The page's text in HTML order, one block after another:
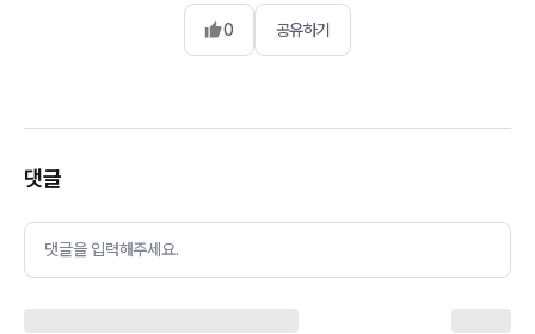
0 공유하기
댓글
댓글을 입력해주세요.